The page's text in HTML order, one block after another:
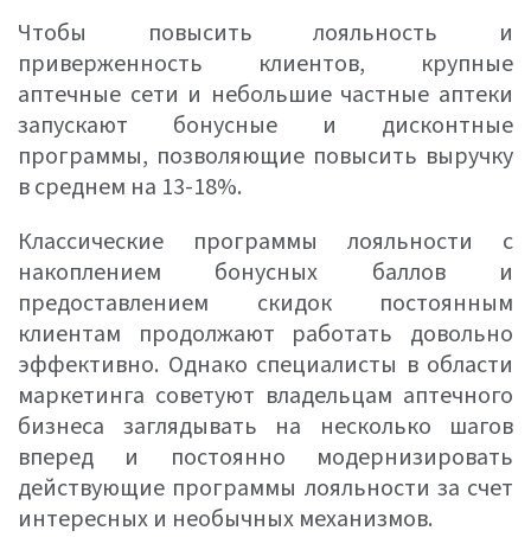
Чтобы повысить лояльность и
приверженность клиентов, крупные
аптечные сети и небольшие частные аптеки
запускают бонусные и дисконтные
программы, позволяющие повысить выручку
в среднем на 13-18%.
Классические программы лояльности с
накоплением бонусных баллов и
предоставлением скидок постоянным
клиентам продолжают работать довольно
эффективно. Однако специалисты в области
маркетинга советуют владельцам аптечного
бизнеса заглядывать на несколько шагов
вперед и постоянно модернизировать
действующие программы лояльности за счет
интересных и необычных механизмов.